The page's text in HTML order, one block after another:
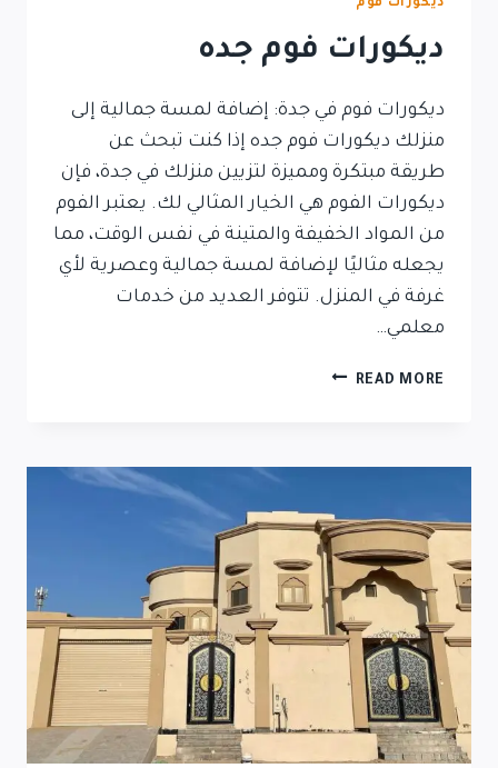
ديكورات فوم
ديكورات فوم جده
ديكورات فوم في جدة: إضافة لمسة جمالية إلى
منزلك ديكورات فوم جده إذا كنت تبحث عن
طريقة مبتكرة ومميزة لتزيين منزلك في جدة، فإن
ديكورات الفوم هي الخيار المثالي لك. يعتبر الفوم
من المواد الخفيفة والمتينة في نفس الوقت، مما
يجعله مثاليًا لإضافة لمسة جمالية وعصرية لأي
غرفة في المنزل. تتوفر العديد من خدمات
معلمي…
READ MORE